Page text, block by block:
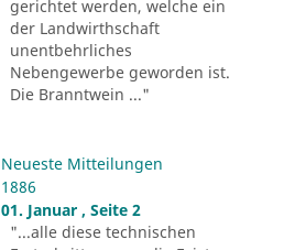
gerichtet werden, welche ein
der Landwirthschaft
unentbehrliches
Nebengewerbe geworden ist.
Die Branntwein ..."
Neueste Mitteilungen
1886
01. Januar , Seite 2
"...alle diese technischen